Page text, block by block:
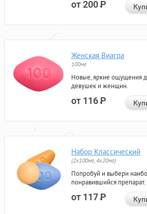
от 200Р
Женская Виагра
100мг
Новые, яркие ощущения
девушек и женщин.
от 116Р
Набор Классический
(2x100мг, 4x20мг)
Попробуй и выбери
понравившийся препарат.
от 117Р